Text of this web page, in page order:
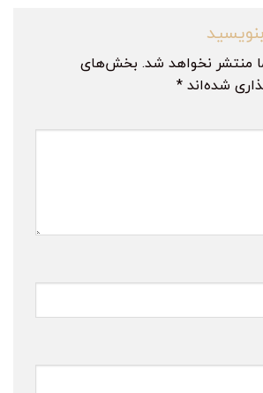
منتشر نخواهد شد. بخش‌های
شده‌اند*